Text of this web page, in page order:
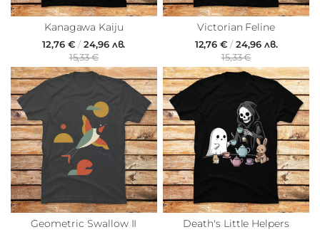
Kanagawa Kaiju
12,76 € /24,96 лв.
15,33 €
Victorian Feline
12,76 €/24,96 лв.
15,33 €
Geometric Swallow II Death's Little Helpers